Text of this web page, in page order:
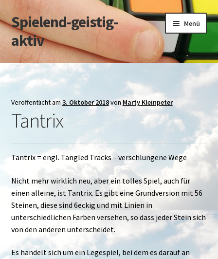
Zur
Navigation
springen
Zum
Inhalt
springen
Spielend-geistig-
aktiv
Menü
Start
Datenschutz
Impressum
Veröffentlicht am3. Oktober 2018von Marty Kleinpeter
Tantrix
Tantrix = engl. Tangled Tracks – verschlungene Wege
Nicht mehr wirklich neu, aber ein tolles Spiel, auch für
einen alleine, ist Tantrix. Es gibt eine Grundversion mit 56
Steinen, diese sind 6eckig und mit Linien in
unterschiedlichen Farben versehen, so dass jeder Stein sich
von den anderen unterscheidet.
Es handelt sich um ein Legespiel, bei dem es darauf an